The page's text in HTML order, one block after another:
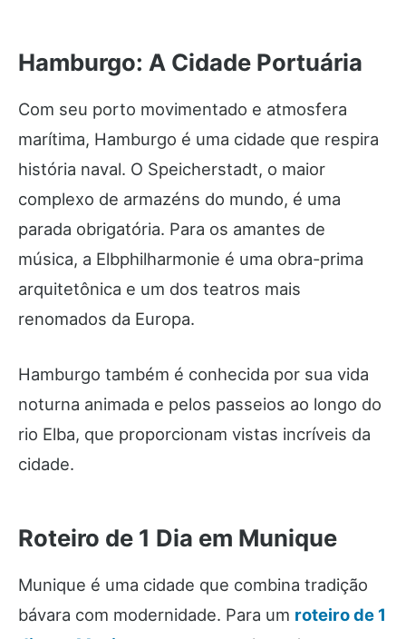
Hamburgo: A Cidade Portuária
Com seu porto movimentado e atmosfera
marítima, Hamburgo é uma cidade que respira
história naval. O Speicherstadt, o maior
complexo de armazéns do mundo, é uma
parada obrigatória. Para os amantes de
música, a Elbphilharmonie é uma obra-prima
arquitetônica e um dos teatros mais
renomados da Europa.
Hamburgo também é conhecida por sua vida
noturna animada e pelos passeios ao longo do
rio Elba, que proporcionam vistas incríveis da
cidade.
Roteiro de 1 Dia em Munique
Munique é uma cidade que combina tradição
bávara com modernidade. Para um roteiro de 1